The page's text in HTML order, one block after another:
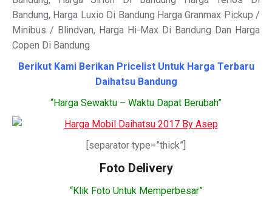
Bandung, Harga Luxio Di Bandung Harga Granmax Pickup /
Minibus / Blindvan, Harga Hi-Max Di Bandung Dan Harga
Copen Di Bandung
Berikut Kami Berikan Pricelist Untuk Harga Terbaru
Daihatsu Bandung
“Harga Sewaktu – Waktu Dapat Berubah”
[separator type=”thick”]
Foto Delivery
“Klik Foto Untuk Memperbesar”